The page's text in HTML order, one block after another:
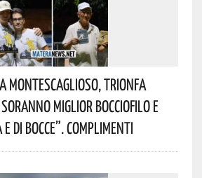
Montescaglioso, Trionfa
Soranno Miglior Bocciofilo E
Di Bocce”. Complimenti